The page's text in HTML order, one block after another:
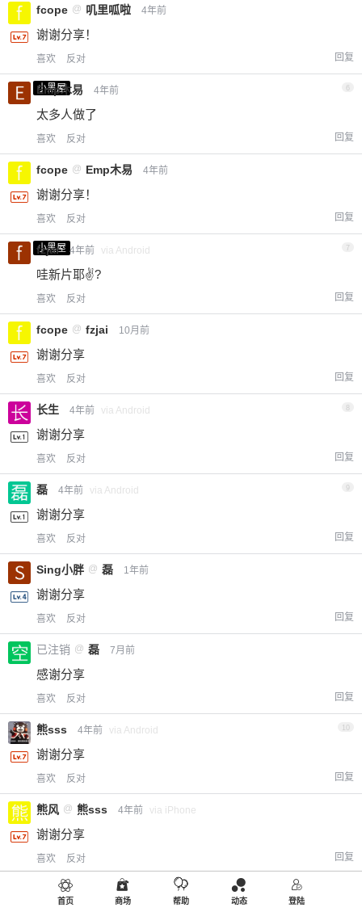
fcope @ 叽里呱啦 4年前
谢谢分享！
喜欢 反对 回复
小黑屋
Emp木易 4年前 6
太多人做了
喜欢 反对 回复
fcope @ Emp木易 4年前
谢谢分享！
喜欢 反对 回复
小黑屋
fzjai 4年前 via Android 7
哇新片耶✌?
喜欢 反对 回复
fcope @ fzjai 10月前
谢谢分享
喜欢 反对 回复
长生 4年前 via Android
谢谢分享
喜欢 反对 回复
磊 4年前 via Android 9
谢谢分享
喜欢 反对 回复
Sing小胖 @ 磊 1年前
谢谢分享
喜欢 反对 回复
已注销 @ 磊 7月前
感谢分享
喜欢 反对 回复
熊sss 4年前 via Android 10
谢谢分享
喜欢 反对 回复
熊风 @ 熊sss 4年前 via iPhone
谢谢分享
喜欢 反对 回复
小黑屋
省力钉书机 熊sss
首页 商场 帮助 动态 登陆